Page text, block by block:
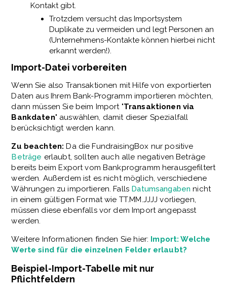
Kontakt gibt.
Trotzdem versucht das Importsystem
Duplikate zu vermeiden und legt Personen an
(Unternehmens-Kontakte können hierbei nicht
erkannt werden!).
Import-Datei vorbereiten
Wenn Sie also Transaktionen mit Hilfe von exportierten
Daten aus Ihrem Bank-Programm importieren möchten,
dann müssen Sie beim Import "Transaktionen via
Bankdaten" auswählen, damit dieser Spezialfall
berücksichtigt werden kann.
Zu beachten:Da die FundraisingBox nur positive
Beträge erlaubt, sollten auch alle negativen Beträge
bereits beim Export vom Bankprogramm herausgefiltert
werden. Außerdem ist es nicht möglich, verschiedene
Währungen zu importieren. Falls Datumsangabennicht
in einem gültigen Format wie TT.MM.JJJJ vorliegen,
müssen diese ebenfalls vor dem Import angepasst
werden.
Weitere Informationen finden Sie hier: Import: Welche
Werte sind für die einzelnen Felder erlaubt?
Beispiel-Import-Tabelle mit nur
Pflichtfeldern